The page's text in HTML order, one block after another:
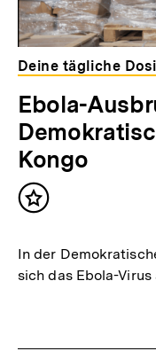
Deine tägliche
Ebola-
Kongo
Inhalt
In der
sich das Ebola-